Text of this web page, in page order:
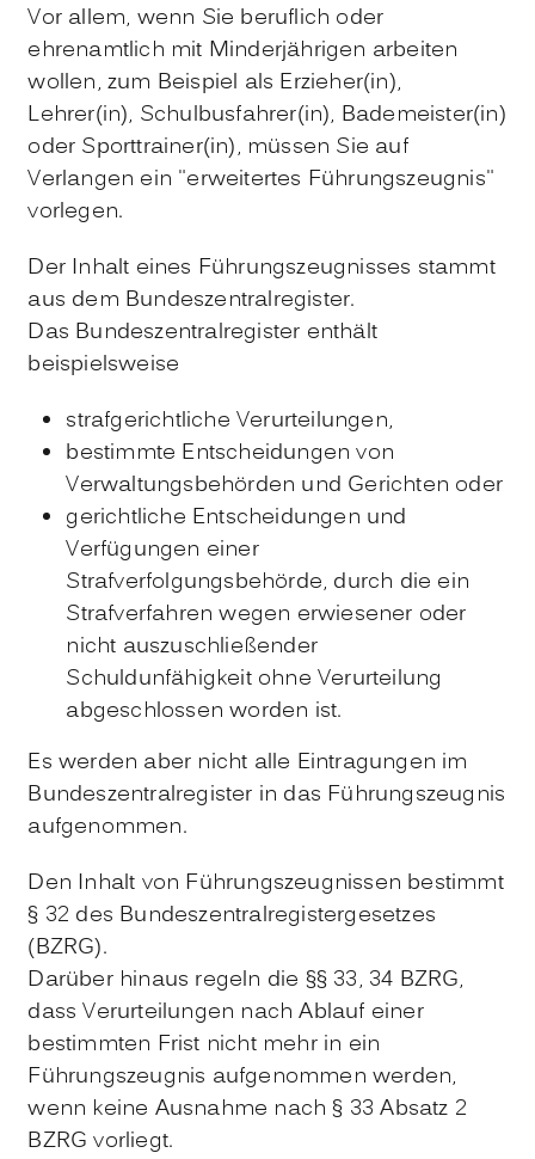
Vor allem, wenn Sie beruflich oder
ehrenamtlich mit Minderjährigen arbeiten
wollen, zum Beispiel als Erzieher(in),
Lehrer(in), Schulbusfahrer(in), Bademeister(in)
oder Sporttrainer(in), müssen Sie auf
Verlangen ein "erweitertes Führungszeugnis"
vorlegen.
Der Inhalt eines Führungszeugnisses stammt
aus dem Bundeszentralregister.
Das Bundeszentralregister enthält
beispielsweise
strafgerichtliche Verurteilungen,
bestimmte Entscheidungen von
Verwaltungsbehörden und Gerichten oder
gerichtliche Entscheidungen und
Verfügungen einer
Strafverfolgungsbehörde, durch die ein
Strafverfahren wegen erwiesener oder
nicht auszuschließender
Schuldunfähigkeit ohne Verurteilung
abgeschlossen worden ist.
Es werden aber nicht alle Eintragungen im
Bundeszentralregister in das Führungszeugnis
aufgenommen.
Den Inhalt von Führungszeugnissen bestimmt
§ 32 des Bundeszentralregistergesetzes
(BZRG).
Darüber hinaus regeln die §§ 33, 34 BZRG,
dass Verurteilungen nach Ablauf einer
bestimmten Frist nicht mehr in ein
Führungszeugnis aufgenommen werden,
wenn keine Ausnahme nach § 33 Absatz 2
BZRG vorliegt.